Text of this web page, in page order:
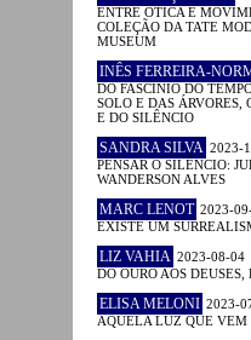
ENTRE ÓTICA E
COLEÇÃO DA TATE
MUSEUM
INÊS FERREIRA-
DO FASCÍNIO DO
SOLO E DAS
E DO SILÊNCIO
SANDRA SILVA 2023-
PENSAR O SILÊNCIO:
WANDERSON ALVES
MARC LENOT 2023-
EXISTE UM
LIZ VAHIA 2023-08-04
DO OURO AOS
ELISA MELONI 2023-
AQUELA LUZ QUE